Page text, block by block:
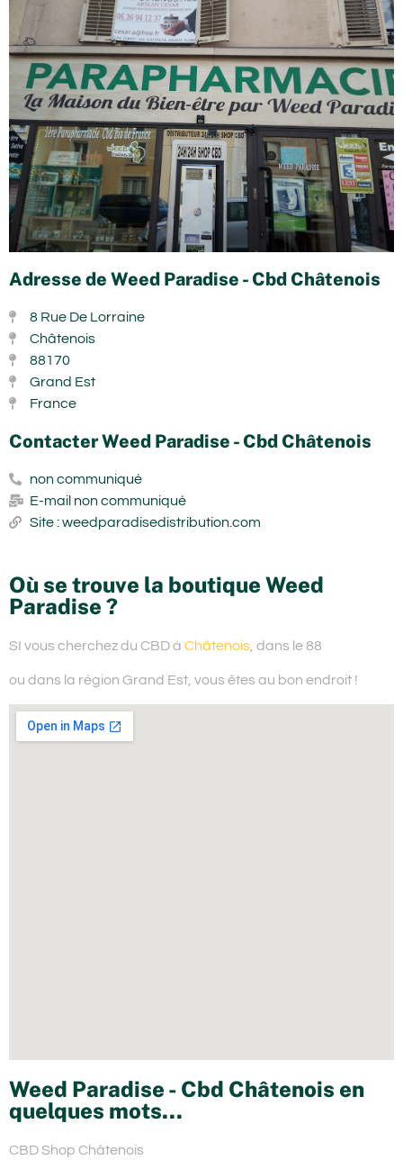
Adresse de Weed Paradise - Cbd Châtenois
8 Rue De Lorraine
Châtenois
88170
Grand Est
France
Contacter Weed Paradise - Cbd Châtenois
non communiqué
E-mail non communiqué
Site : weedparadisedistribution.com
Où se trouve la boutique Weed
Paradise ?
SI vous cherchez du CBD à Châtenois , dans le 88
ou dans la région Grand Est, vous êtes au bon endroit !
Weed Paradise - Cbd Châtenois en
quelques mots...
CBD Shop Châtenois